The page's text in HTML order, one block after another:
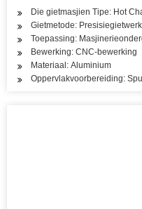
Die gietmasjien Tipe: Hot
Gietmetode: Presisiegietwerk
Toepassing:
Bewerking: CNC-bewerking
Materiaal: Aluminium
Oppervlakvoorbereiding: